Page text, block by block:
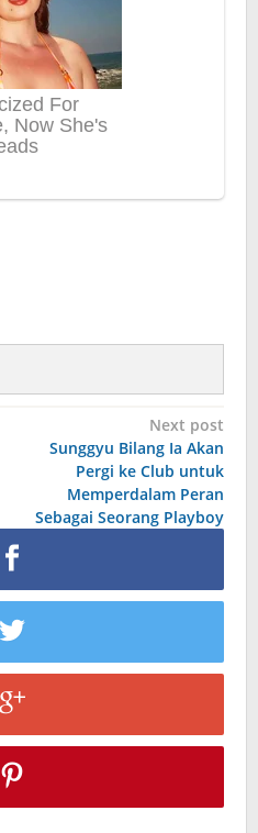
Next post
Sunggyu Bilang Ia Akan
Pergi ke Club untuk
Memperdalam Peran
Sebagai Seorang Playboy